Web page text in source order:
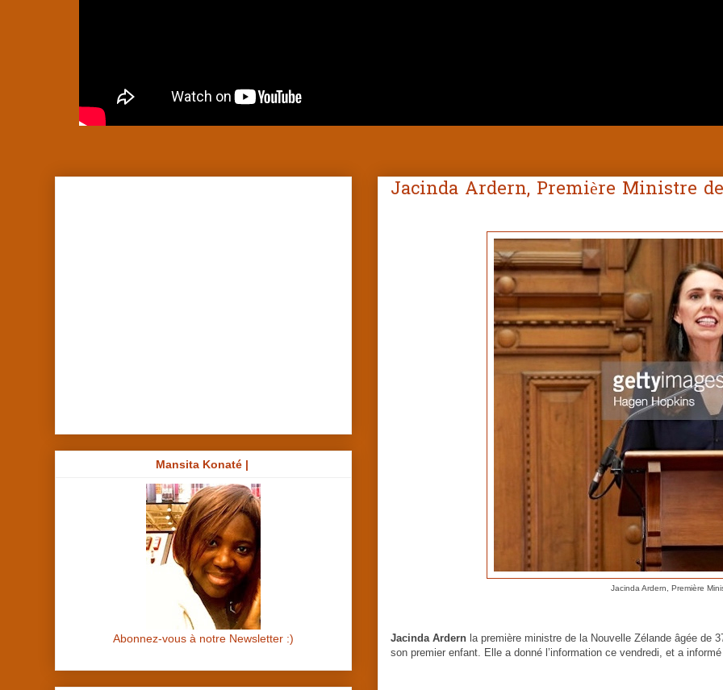
Jacinda Ardern, Première Ministre
Jacinda Ardern, Première
Jacinda Ardern la première ministre de la Nouvelle Zélande âgée de
son premier enfant. Elle a donné l’information ce vendredi, et a
Mansita Konaté |
Abonnez-vous à notre Newsletter :)